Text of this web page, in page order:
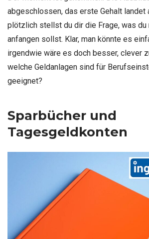
abgeschlossen, das erste Gehalt landet
plötzlich stellst du dir die Frage, was
anfangen sollst. Klar, man könnte es
irgendwie wäre es doch besser, clever
welche Geldanlagen sind für
geeignet?
Sparbücher und
Tagesgeldkonten